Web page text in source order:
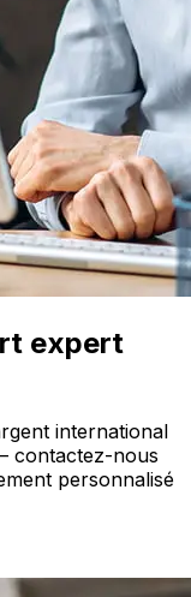
expert
international
contactez-nous
personnalisé